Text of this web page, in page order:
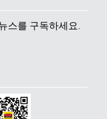
스를 구독하세요.